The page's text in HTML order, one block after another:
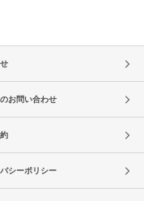
お問い合わせ
シーポリシー